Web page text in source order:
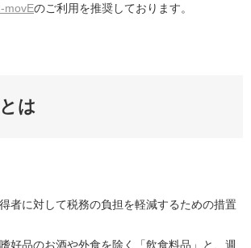
movEのご利用を推奨しております。
は
者に対して税務の負担を軽減するための措置
好品のお酒や外食を除く「飲食料品」と、週